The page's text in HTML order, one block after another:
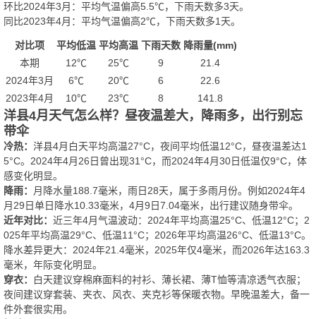
环比2024年3月：平均气温偏高5.5℃，下雨天数多3天。
同比2023年4月：平均气温偏高2℃，下雨天数多1天。
对比项 平均低温 平均高温 下雨天数 降雨量(mm)
本期
12℃ 25℃ 9
21.4
2024年3月
6℃ 20℃ 6
22.6
2023年4月
10℃ 23℃ 8 141.8
洋县4月天气怎么样？昼夜温差大，降雨多，出行别忘
带伞
冷热： 洋县4月白天平均高温27°C，夜间平均低温12°C，昼夜温差达1
5°C。2024年4月26日曾出现31°C，而2024年4月30日低温仅9°C，体
感变化明显。
降雨：
月降水量188.7毫米，雨日28天，属于多雨月份。例如2024年4
月29日单日降水10.33毫米，4月9日7.04毫米，出行建议随身带伞。
近年对比： 近三年4月气温波动：2024年平均高温25°C、低温12°C；2
025年平均高温29°C、低温11°C；2026年平均高温26°C、低温13°C。
降水差异更大：2024年21.4毫米，2025年仅4毫米，而2026年达163.3
毫米，年际变化明显。
穿衣：
白天建议穿棉麻面料的衬衫、薄长裙、薄T恤等清凉透气衣服；
夜间建议穿套装、夹衣、风衣、夹克衫等保暖衣物。早晚温差大，备一
件外套很实用。